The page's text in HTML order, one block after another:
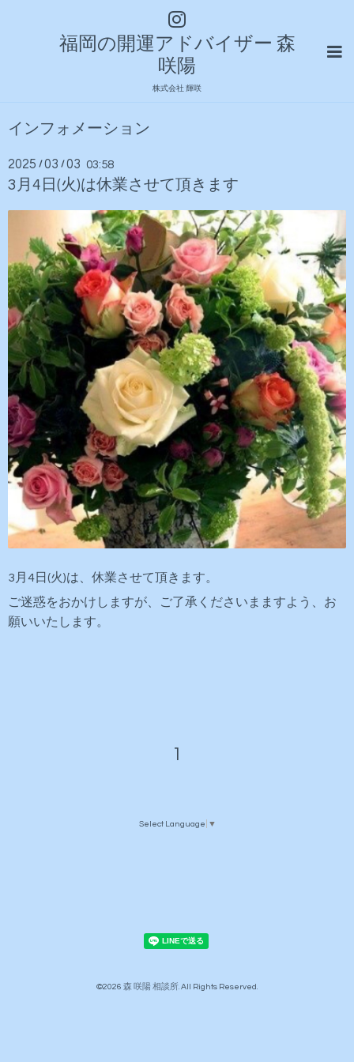
福岡の開運アドバイザー 森
咲陽
株式会社 輝咲
インフォメーション
2025 /03 /03 03:58
3月4日(火)は休業させて頂きます
3月4日(火)は、休業させて頂きます。
ご迷惑をおかけしますが、ご了承くださいまますよう、お
願いいたします。
1
Select Language ▼
©2026 森 咲陽 相談所 . All Rights Reserved.